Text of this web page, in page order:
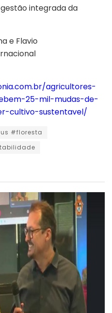
integrada da
e Flavio
agricultores-
25-mil-mudas-de-
cultivo-sustentavel/
#floresta